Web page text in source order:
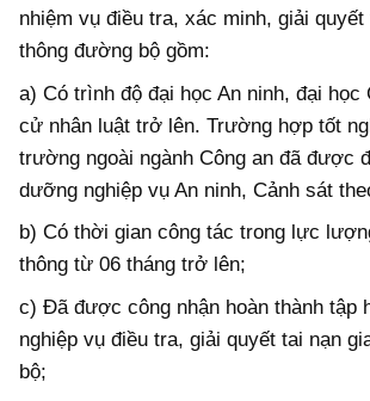
Khác
Video
Photo
nhiệm vụ điều tra, xác minh, giải quyết
thông đường bộ gồm:
a) Có trình độ đại học An ninh, đại học
cử nhân luật trở lên. Trường hợp tốt
trường ngoài ngành Công an đã được
dưỡng nghiệp vụ An ninh, Cảnh sát
b) Có thời gian công tác trong lực
thông từ 06 tháng trở lên;
c) Đã được công nhận hoàn thành tập
nghiệp vụ điều tra, giải quyết tai nạn
bộ;